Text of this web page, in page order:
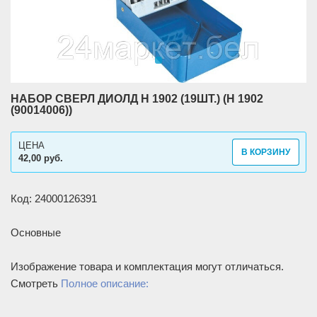
НАБОР СВЕРЛ ДИОЛД H 1902 (19ШТ.) (H 1902
(90014006))
42,00 руб.
ЦЕНА
В КОРЗИНУ
Код: 24000126391
Основные
Изображение товара и комплектация могут отличаться.
Смотреть Полное описание: